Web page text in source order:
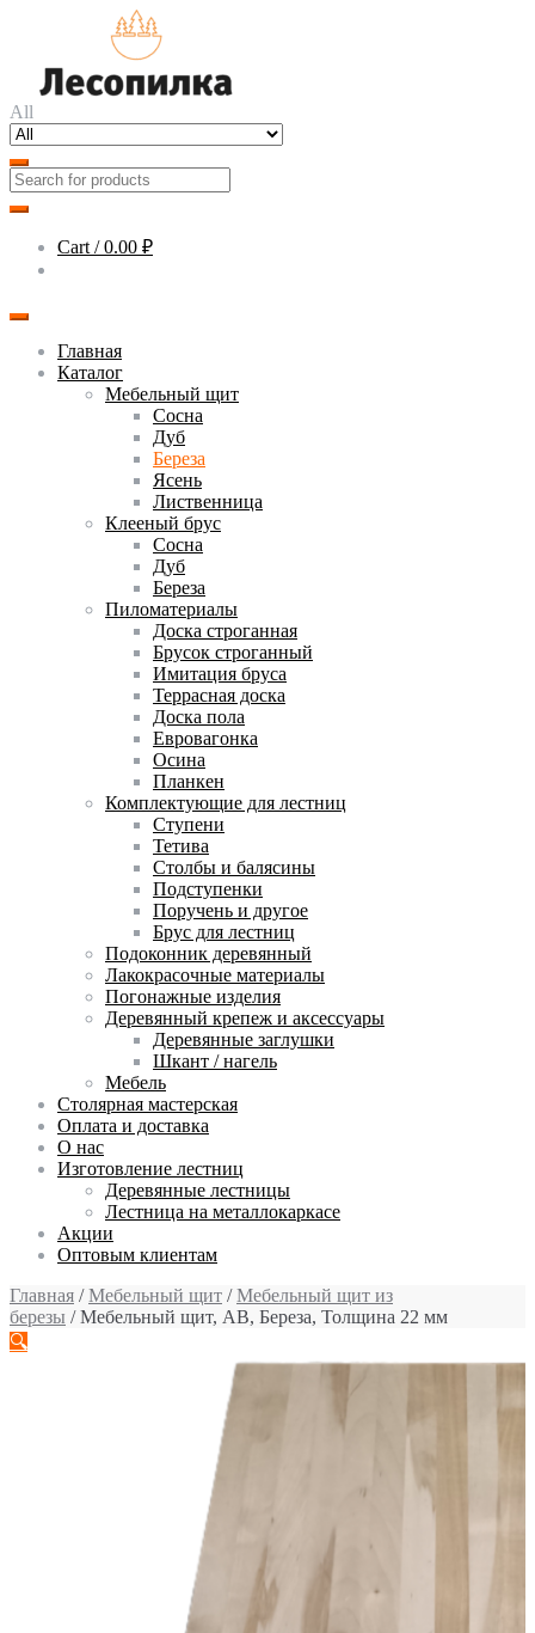
All
Cart /0.00 ₽
Главная
Каталог
Мебельный щит
Сосна
Дуб
Береза
Ясень
Лиственница
Клееный брус
Сосна
Дуб
Береза
Пиломатериалы
Доска строганная
Брусок строганный
Имитация бруса
Террасная доска
Доска пола
Евровагонка
Осина
Планкен
Комплектующие для лестниц
Ступени
Тетива
Столбы и балясины
Подступенки
Поручень и другое
Брус для лестниц
Подоконник деревянный
Лакокрасочные материалы
Погонажные изделия
Деревянный крепеж и аксессуары
Деревянные заглушки
Шкант / нагель
Мебель
Столярная мастерская
Оплата и доставка
О нас
Изготовление лестниц
Деревянные лестницы
Лестница на металлокаркасе
Акции
Оптовым клиентам
Главная /Мебельный щит /Мебельный щит из
березы / Мебельный щит, АВ, Береза, Толщина 22 мм
🔍